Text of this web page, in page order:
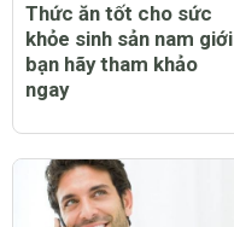
Thức ăn tốt cho sức
khỏe sinh sản nam giới
bạn hãy tham khảo
ngay